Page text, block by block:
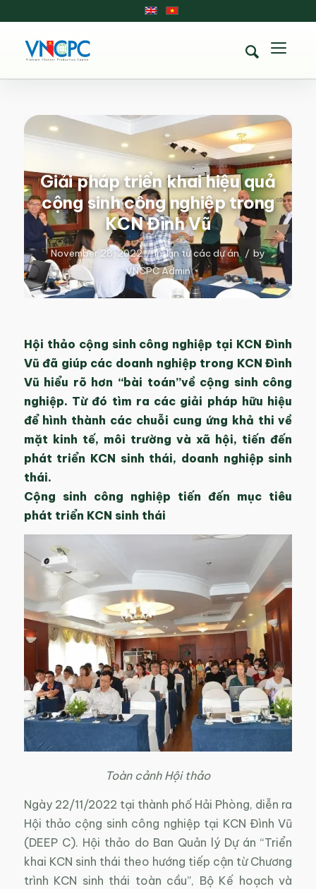
Giải pháp triển khai hiệu quả
cộng sinh công nghiệp trong
KCN Đình Vũ
November 28, 2022 / inTin từ các dự án / by
VNCPC Admin
Hội thảo cộng sinh công nghiệp tại KCN Đình
Vũ đã giúp các doanh nghiệp trong KCN Đình
Vũ hiểu rõ hơn “bài toán”về cộng sinh công
nghiệp. Từ đó tìm ra các giải pháp hữu hiệu
để hình thành các chuỗi cung ứng khả thi về
mặt kinh tế, môi trường và xã hội, tiến đến
phát triển KCN sinh thái, doanh nghiệp sinh
thái.
Cộng sinh công nghiệp tiến đến mục tiêu
phát triển KCN sinh thái
Toàn cảnh Hội thảo
Ngày 22/11/2022 tại thành phố Hải Phòng, diễn ra
Hội thảo cộng sinh công nghiệp tại KCN Đình Vũ
(DEEP C). Hội thảo do Ban Quản lý Dự án “Triển
khai KCN sinh thái theo hướng tiếp cận từ Chương
trình KCN sinh thái toàn cầu”, Bộ Kế hoạch và